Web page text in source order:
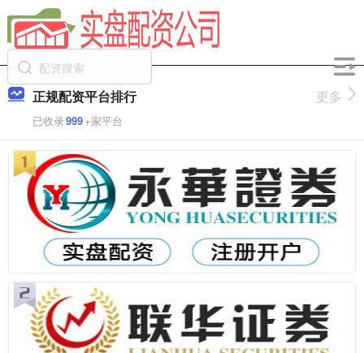
正规配资平台排行
已收录999+家平台
更多